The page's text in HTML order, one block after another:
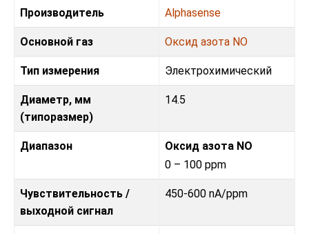
Производитель Alphasense
Основной газ Оксид азота NO
Тип измерения Электрохимический
Диаметр, мм
(типоразмер)
14.5
Диапазон
Оксид азота NO
0 – 100 ppm
Чувствительность /
выходной сигнал
450-600 nA/ppm